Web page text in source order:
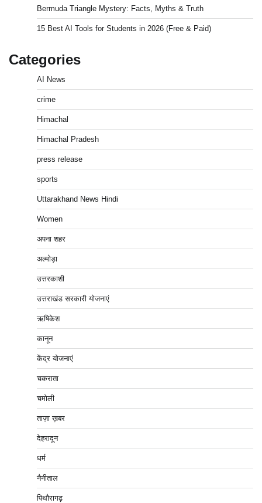
Bermuda Triangle Mystery: Facts, Myths & Truth
15 Best AI Tools for Students in 2026 (Free & Paid)
Categories
AI News
crime
Himachal
Himachal Pradesh
press release
sports
Uttarakhand News Hindi
Women
अपना शहर
अल्मोड़ा
उत्तरकाशी
उत्तराखंड सरकारी योजनाएं
ऋषिकेश
कानून
केंद्र योजनाएं
चकराता
चमोली
ताज़ा ख़बर
देहरादून
धर्म
नैनीताल
पिथौरागढ़